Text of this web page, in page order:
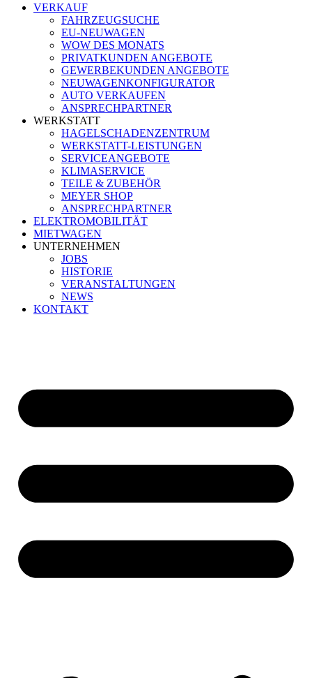
VERKAUF
FAHRZEUGSUCHE
EU-NEUWAGEN
WOW DES MONATS
PRIVATKUNDEN ANGEBOTE
GEWERBEKUNDEN ANGEBOTE
NEUWAGENKONFIGURATOR
AUTO VERKAUFEN
ANSPRECHPARTNER
WERKSTATT
HAGELSCHADENZENTRUM
WERKSTATT-LEISTUNGEN
SERVICEANGEBOTE
KLIMASERVICE
TEILE & ZUBEHÖR
MEYER SHOP
ANSPRECHPARTNER
ELEKTROMOBILITÄT
MIETWAGEN
UNTERNEHMEN
JOBS
HISTORIE
VERANSTALTUNGEN
NEWS
KONTAKT